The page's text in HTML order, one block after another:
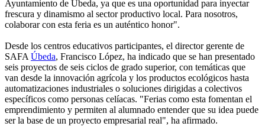
Ayuntamiento de Úbeda, ya que es una oportunidad para inyectar
frescura y dinamismo al sector productivo local. Para nosotros,
colaborar con esta feria es un auténtico honor".
Desde los centros educativos participantes, el director gerente de
SAFA Úbeda, Francisco López, ha indicado que se han presentado
seis proyectos de seis ciclos de grado superior, con temáticas que
van desde la innovación agrícola y los productos ecológicos hasta
automatizaciones industriales o soluciones dirigidas a colectivos
específicos como personas celíacas. "Ferias como esta fomentan el
emprendimiento y permiten al alumnado entender que su idea puede
ser la base de un proyecto empresarial real", ha afirmado.